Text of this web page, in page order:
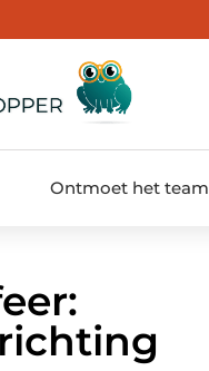
Ontmoet het team